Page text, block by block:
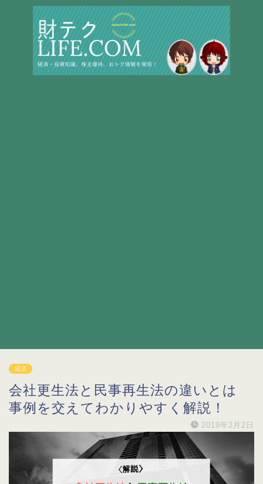
経済
会社更生法と民事再生法の違いとは
事例を交えてわかりやすく解説！
2019年2月2日